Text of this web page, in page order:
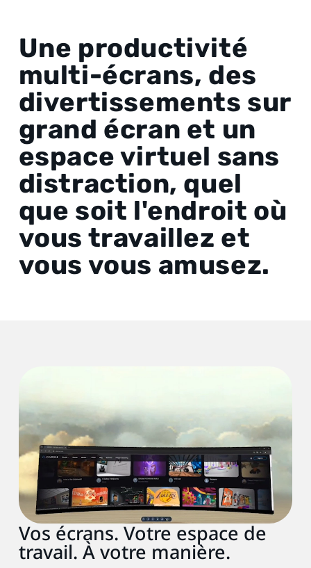
Une productivité
multi-écrans, des
divertissements sur
grand écran et un
espace virtuel sans
distraction, quel
que soit l'endroit où
vous travaillez et
vous vous amusez.
Vos écrans. Votre espace de
travail. À votre manière.
Port d'extension
1x Thunderbolt 3/USB 3.0 port ou ultérieur
Others
Routeur sans fil
(pour la diffusion sans fil)
Wi‑Fi 802.11ac
Câble USB
(pour le streaming filaire)
Câble USB Type‑A ou C (PC) vers C (HMD)
2.0
VIVE Desk Software
Ultra large, Mode jeu (Windows
uniquement), Multi-écran
Casque VR
VIVE Focus Vision or VIVE XR Elite (FW
1.0.999.472 ou ultérieure)